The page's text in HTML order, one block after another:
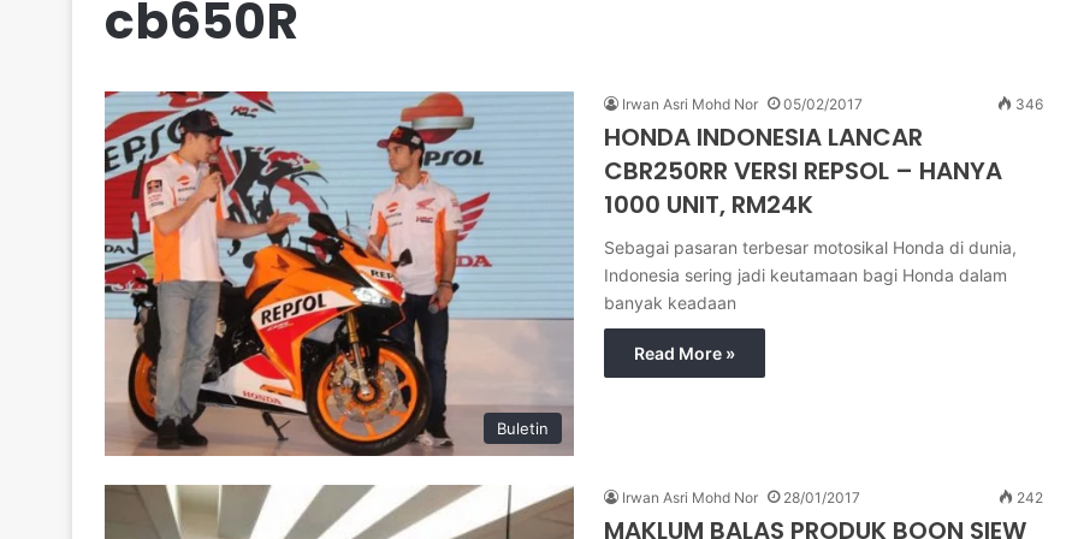
cb650R
Buletin
Irwan Asri Mohd Nor 05/02/2017 346
HONDA INDONESIA LANCAR
CBR250RR VERSI REPSOL – HANYA
1000 UNIT, RM24K
Sebagai pasaran terbesar motosikal Honda di dunia,
Indonesia sering jadi keutamaan bagi Honda dalam
banyak keadaan
Read More »
Irwan Asri Mohd Nor 28/01/2017 242
MAKLUM BALAS PRODUK BOON SIEW